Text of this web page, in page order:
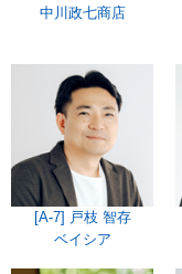
中川政七商店
[A-7] 戸枝 智存
ベイシア